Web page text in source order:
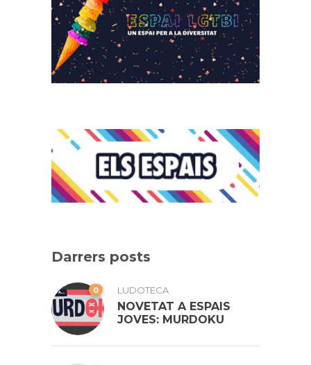
Darrers posts
0 LUDOTECA
NOVETAT A ESPAIS
JOVES: MURDOKU